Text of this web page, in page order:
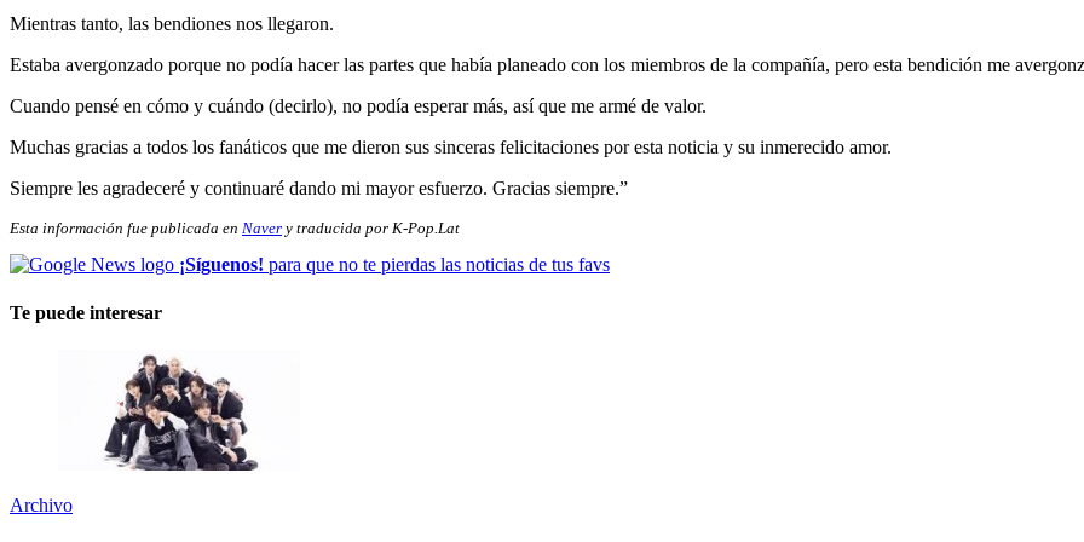
Mientras tanto, las bendiones nos llegaron.
Estaba avergonzado porque no podía hacer las partes que había planeado con los miembros de la compañía, pero esta bendición me
Cuando pensé en cómo y cuándo (decirlo), no podía esperar más, así que me armé de valor.
Muchas gracias a todos los fanáticos que me dieron sus sinceras felicitaciones por esta noticia y su inmerecido amor.
Siempre les agradeceré y continuaré dando mi mayor esfuerzo. Gracias siempre.”
Esta información fue publicada en Naver y traducida por K-Pop.Lat
¡Síguenos! para que no te pierdas las noticias de tus favs
Te puede interesar
Archivo